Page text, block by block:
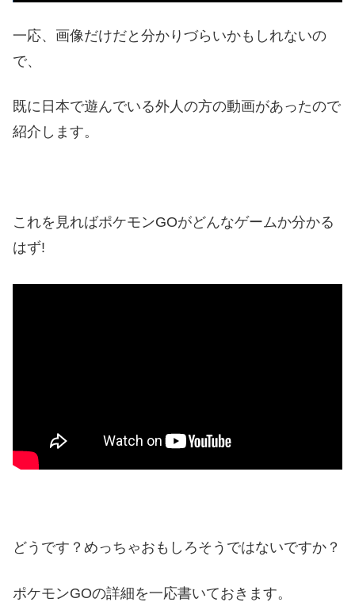
一応、画像だけだと分かりづらいかもしれないの
で、
既に日本で遊んでいる外人の方の動画があったので
紹介します。
これを見ればポケモンGOがどんなゲームか分かる
はず!
どうです？めっちゃおもしろそうではないですか？
ポケモンGOの詳細を一応書いておきます。